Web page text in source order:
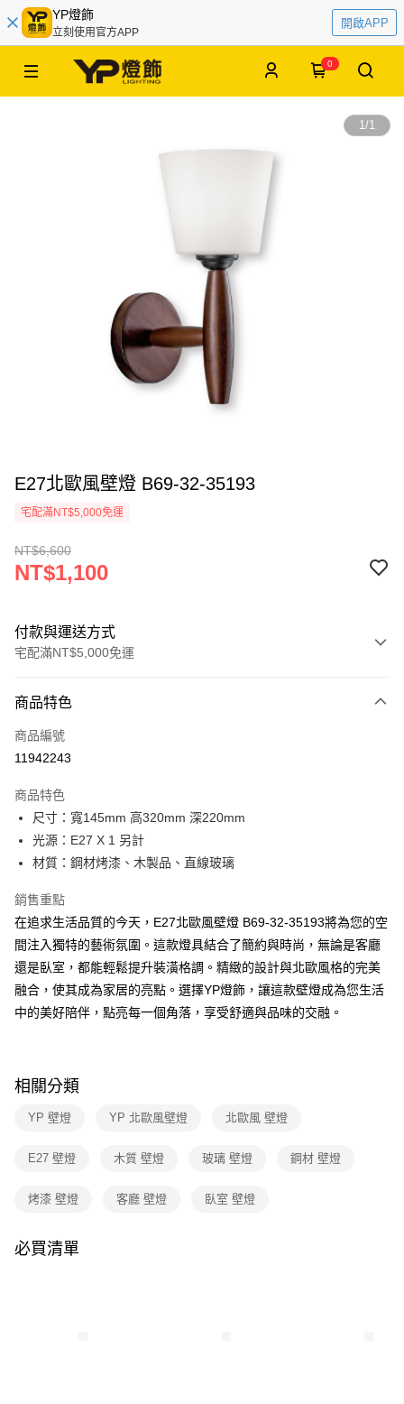
YP燈飾
立刻使用官方APP
開啟APP
0
1/1
E27北歐風壁燈 B69-32-35193
宅配滿NT$5,000免運
NT$6,600
NT$1,100
付款與運送方式
宅配滿NT$5,000免運
信用卡一次付款
LINE Pay
街口支付
悠遊付
全盈+PAY
AFTEE先享後付
相關說明
【關於「AFTEE先享後付」】
AFTEE先享後付是「在收到商品之後才付款」的支付方式。 讓您購物簡單
便利好安心！
１．於結帳方式選擇「AFTEE先享後付」後，將跳轉至「AFTEE先享後付」
２．訂單成立數日內，您將收到繳費通知簡訊。
３．收到繳費通知簡訊後14天內，點擊此簡訊中的連結，可透過四大超商／
※ 請注意：結帳手續完成當下不需立刻繳費，但若您需要取消訂單，請聯絡
※ 交易是否成功請以「AFTEE先享後付 」之結帳頁面顯示為準，若有關於
新竹貨運宅配
商品特色
商品編號
11942243
商品特色
尺寸：寬145mm 高320mm 深220mm
光源：E27 X 1 另計
材質：鋼材烤漆、木製品、直線玻璃
銷售重點
在追求生活品質的今天，E27北歐風壁燈 B69-32-35193將為您的空
間注入獨特的藝術氛圍。這款燈具結合了簡約與時尚，無論是客廳
還是臥室，都能輕鬆提升裝潢格調。精緻的設計與北歐風格的完美
融合，使其成為家居的亮點。選擇YP燈飾，讓這款壁燈成為您生活
中的美好陪伴，點亮每一個角落，享受舒適與品味的交融。
相關分類
YP 壁燈 YP 北歐風壁燈 北歐風 壁燈
E27 壁燈 木質 壁燈 玻璃 壁燈 鋼材 壁燈
烤漆 壁燈 客廳 壁燈 臥室 壁燈
必買清單